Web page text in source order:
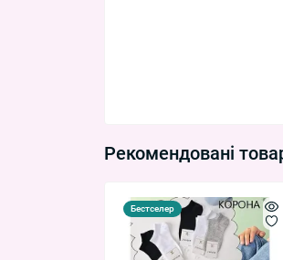
Рекомендовані
Бестселер